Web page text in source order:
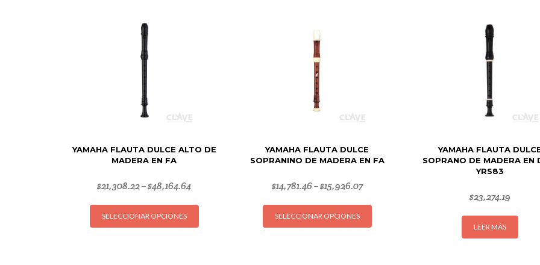
YAMAHA FLAUTA DULCE ALTO DE
MADERA EN FA
$21,308.22–$48,164.64
SELECCIONAR OPCIONES
Este
YAMAHA FLAUTA DULCE
SOPRANINO DE MADERA EN FA
$14,781.46–$15,926.07
SELECCIONAR OPCIONES
Este
YAMAHA FLAUTA
SOPRANO DE MADERA EN
YRS83
$23,274.19
LEER MÁS